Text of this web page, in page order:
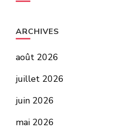
ARCHIVES
août 2026
juillet 2026
juin 2026
mai 2026